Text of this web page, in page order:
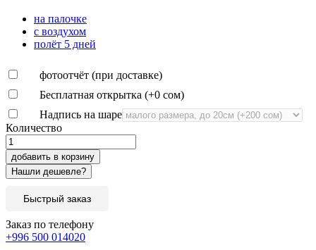
на палочке
с воздухом
полёт 5 дней
фотоотчёт (при доставке)
Бесплатная открытка (+0 сом)
Надпись на шаре
Количество
добавить в корзину
Быстрый заказ
Заказ по телефону
+996 500 014020